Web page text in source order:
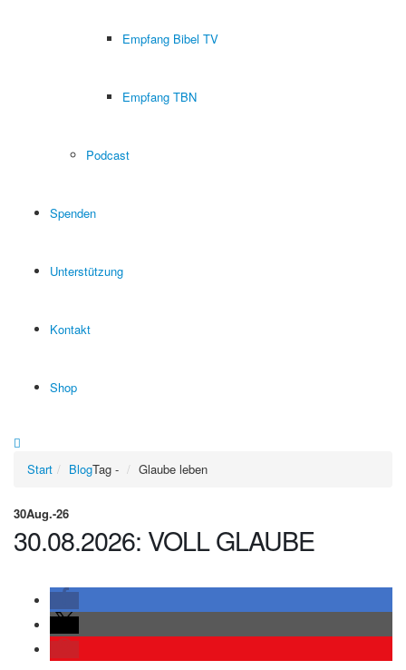
Empfang Bibel TV
Empfang TBN
Podcast
Spenden
Unterstützung
Kontakt
Shop
Start BlogTag - Glaube leben
30Aug.-26
30.08.2026: VOLL GLAUBE